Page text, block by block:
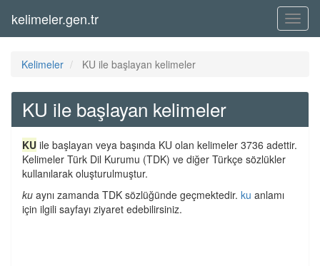
Menü
kelimeler.gen.tr
Kelimeler KU ile başlayan kelimeler
KU ile başlayan kelimeler
KU ile başlayan veya başında KU olan kelimeler 3736 adettir.
Kelimeler Türk Dil Kurumu (TDK) ve diğer Türkçe sözlükler
kullanılarak oluşturulmuştur.
ku aynı zamanda TDK sözlüğünde geçmektedir. ku anlamı
için ilgili sayfayı ziyaret edebilirsiniz.